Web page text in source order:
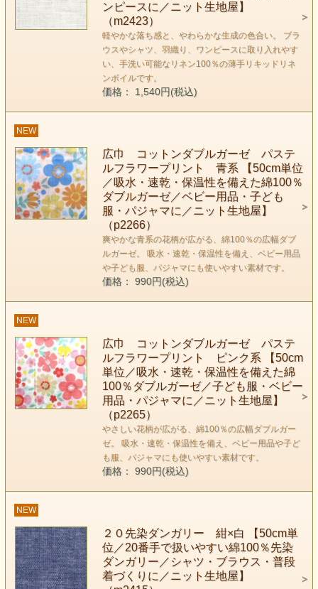
ンピースに／ニット生地屋】
（m2423）
軽やかな落ち感と、やわらかな生成の色合い。 ブラ
ウスやシャツ、羽織り、ワンピースに取り入れやす
い、手洗い可能なリネン100％の薄手リキッドリネ
ンボイルです。
価格： 1,540円(税込)
NEW
広巾 コットンダブルガーゼ パステ
ルフラワープリント 青系 【50cm単位
／吸水・速乾・保温性を備えた綿100％
ダブルガーゼ／ベビー用品・子ども
服・パジャマに／ニット生地屋】
（p2266）
爽やかな青系の花柄が広がる、綿100％の広幅ダブ
ルガーゼ。 吸水・速乾・保温性を備え、ベビー用品
や子ども服、パジャマにも使いやすい素材です。
価格： 990円(税込)
NEW
広巾 コットンダブルガーゼ パステ
ルフラワープリント ピンク系 【50cm
単位／吸水・速乾・保温性を備えた綿
100％ダブルガーゼ／子ども服・ベビー
用品・パジャマに／ニット生地屋】
（p2265）
やさしい花柄が広がる、綿100％の広幅ダブルガー
ゼ。 吸水・速乾・保温性を備え、ベビー用品や子ど
も服、パジャマにも使いやすい素材です。
価格： 990円(税込)
NEW
２０先染ダンガリー 紺×白 【50cm単
位／20番手で扱いやすい綿100％先染
ダンガリー／シャツ・ブラウス・普段
着づくりに／ニット生地屋】